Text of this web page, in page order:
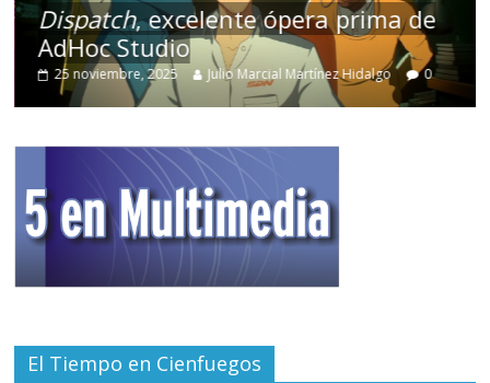
Dispatch, excelente ópera prima de
AdHoc Studio
25 noviembre, 2025 Julio Marcial Martínez Hidalgo 0
El Tiempo en Cienfuegos